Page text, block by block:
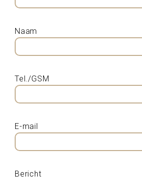
Naam
Tel./GSM
E-mail
Bericht